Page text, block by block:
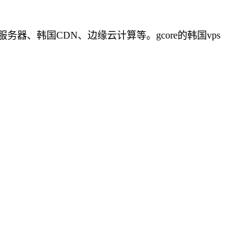
器、韩国CDN、边缘云计算等。gcore的韩国vps